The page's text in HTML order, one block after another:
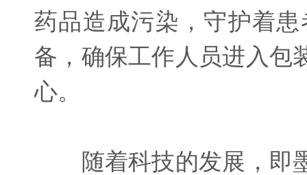
药品造成污染，守护着
备，确保工作人员进入包
心。
随着科技的发展，即墨